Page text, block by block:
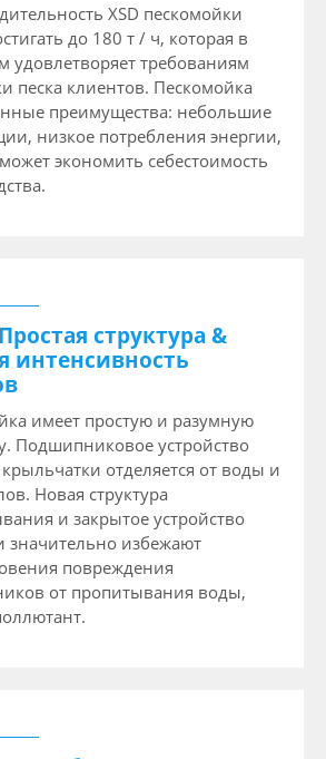
XSD пескомойки
до 180 т / ч, которая в
удовлетворяет требованиям
песка клиентов. Пескомойка
преимущества: небольшие
низкое потребления энергии,
экономить себестоимость
структура &
интенсивность
имеет простую и разумную
Подшипниковое устройство
отделяется от воды и
Новая структура
и закрытое устройство
значительно избежают
повреждения
от пропитывания воды,